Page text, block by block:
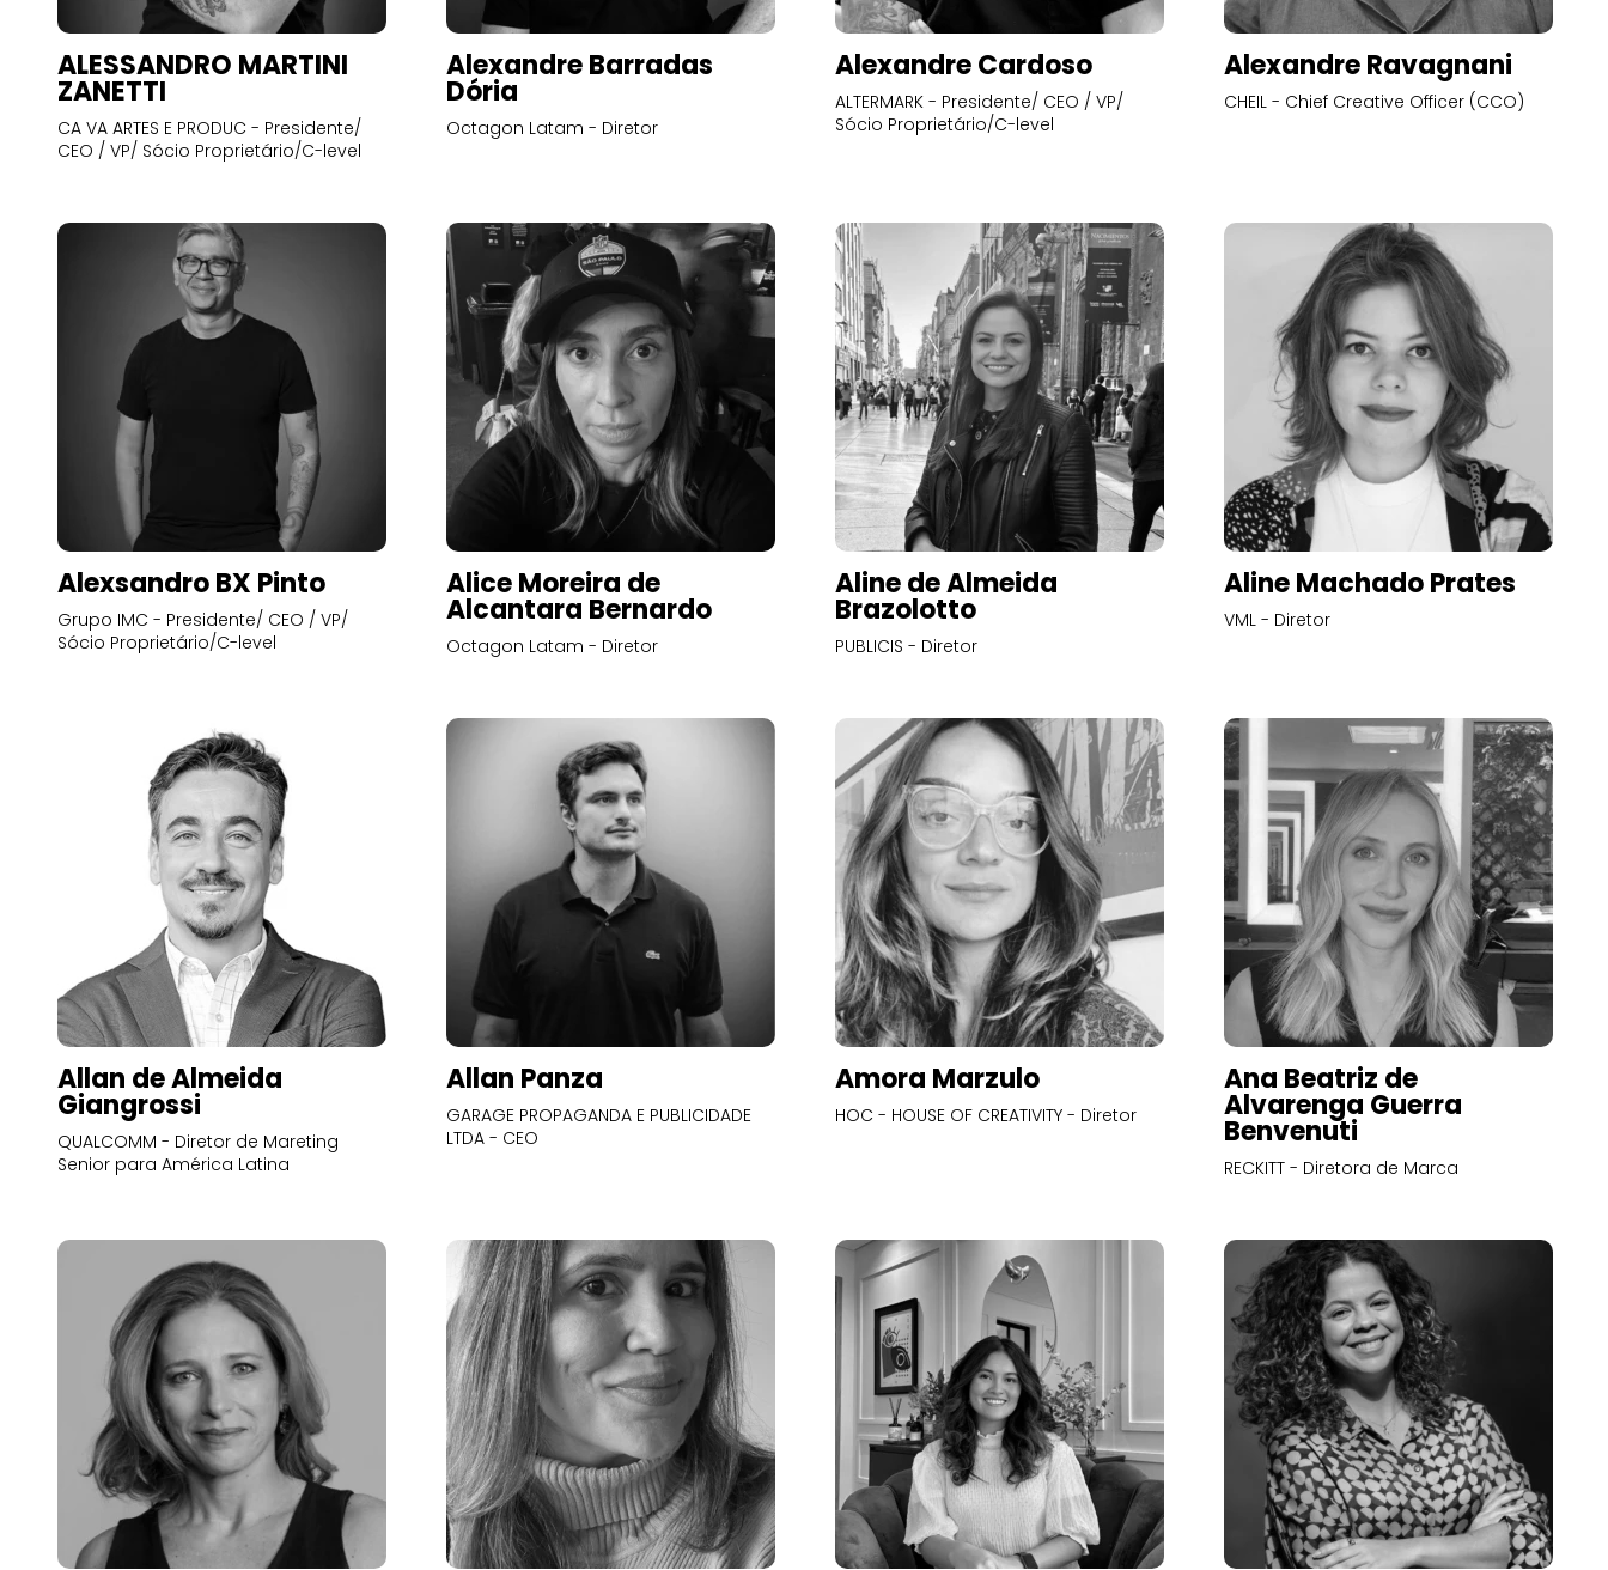
ALESSANDRO MARTINI
ZANETTI
CA VA ARTES E PRODUC - Presidente/
CEO / VP/ Sócio Proprietário/C-level
Alexandre Barradas
Dória
Octagon Latam - Diretor
Alexandre Cardoso
ALTERMARK - Presidente/ CEO / VP/
Sócio Proprietário/C-level
Alexandre Ravagnani
CHEIL - Chief Creative Officer (CCO)
Alexsandro BX Pinto
Grupo IMC - Presidente/ CEO / VP/
Sócio Proprietário/C-level
Alice Moreira de
Alcantara Bernardo
Octagon Latam - Diretor
Aline de Almeida
Brazolotto
PUBLICIS - Diretor
Aline Machado Prates
VML - Diretor
Allan de Almeida
Giangrossi
QUALCOMM - Diretor de Mareting
Senior para América Latina
Allan Panza
GARAGE PROPAGANDA E PUBLICIDADE
LTDA - CEO
Amora Marzulo
HOC - HOUSE OF CREATIVITY - Diretor
Ana Beatriz de
Alvarenga Guerra
Benvenuti
RECKITT - Diretora de Marca